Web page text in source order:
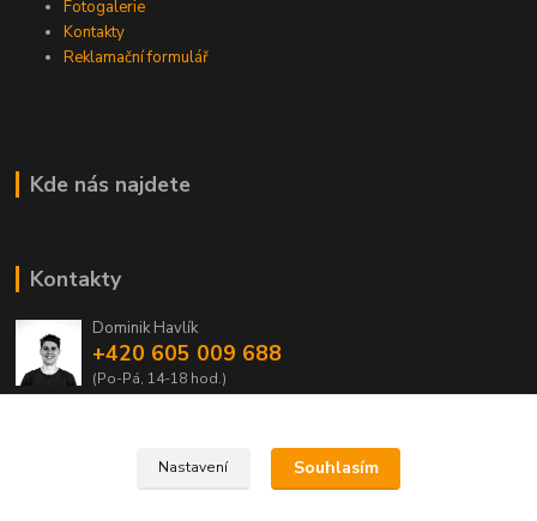
Fotogalerie
Kontakty
Reklamační formulář
Kde nás najdete
Kontakty
Dominik Havlík
+420 605 009 688
(Po-Pá, 14-18 hod.)
Nastavení Souhlasím